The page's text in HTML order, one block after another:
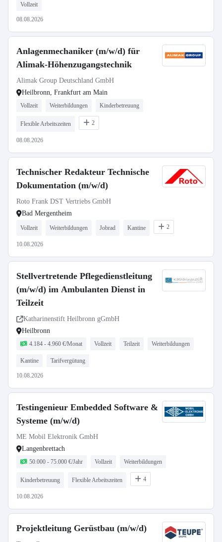
Vollzeit
08.08.2026
Anlagenmechaniker (m/w/d) für
Alimak-Höhenzugangstechnik
Alimak Group Deutschland GmbH
Heilbronn, Frankfurt am Main
Vollzeit Weiterbildungen Kinderbetreuung
Flexible Arbeitszeiten 2
08.08.2026
Technischer Redakteur Technische
Dokumentation (m/w/d)
Roto Frank DST Vertriebs GmbH
Bad Mergentheim
Vollzeit Weiterbildungen Jobrad Kantine 2
10.08.2026
Stellvertretende Pflegedienstleitung
(m/w/d) im Ambulanten Dienst in
Teilzeit
Katharinenstift Heilbronn gGmbH
Heilbronn
4.184 - 4.960 €/Monat Vollzeit Teilzeit Weiterbildungen
Kantine Tarifvergütung
10.08.2026
Testingenieur Embedded Software &
Systeme (m/w/d)
ME Mobil Elektronik GmbH
Langenbrettach
50.000 - 75.000 €/Jahr Vollzeit Weiterbildungen
Kinderbetreuung Flexible Arbeitszeiten 4
10.08.2026
Projektleitung Gerüstbau (m/w/d)